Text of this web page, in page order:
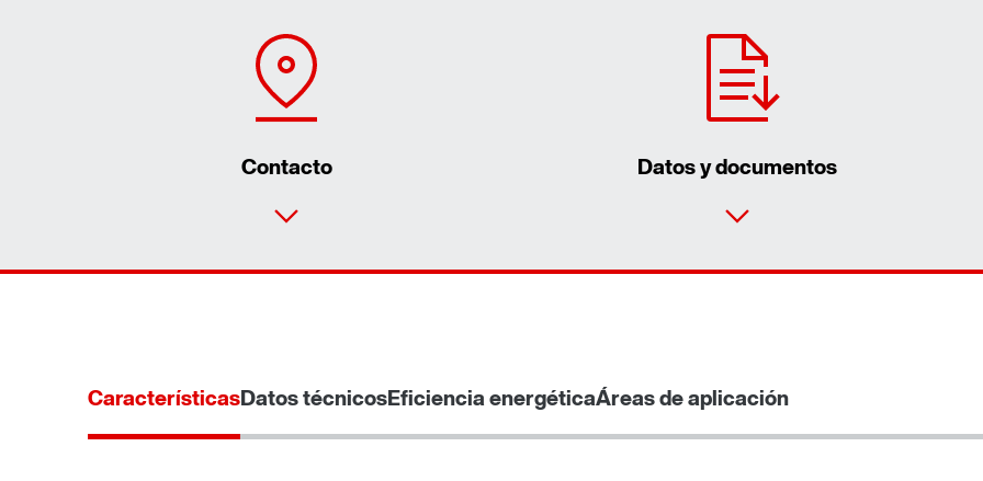
Contacto Datos y documentos
CaracterísticasDatos técnicosEficiencia energéticaÁreas de aplicación